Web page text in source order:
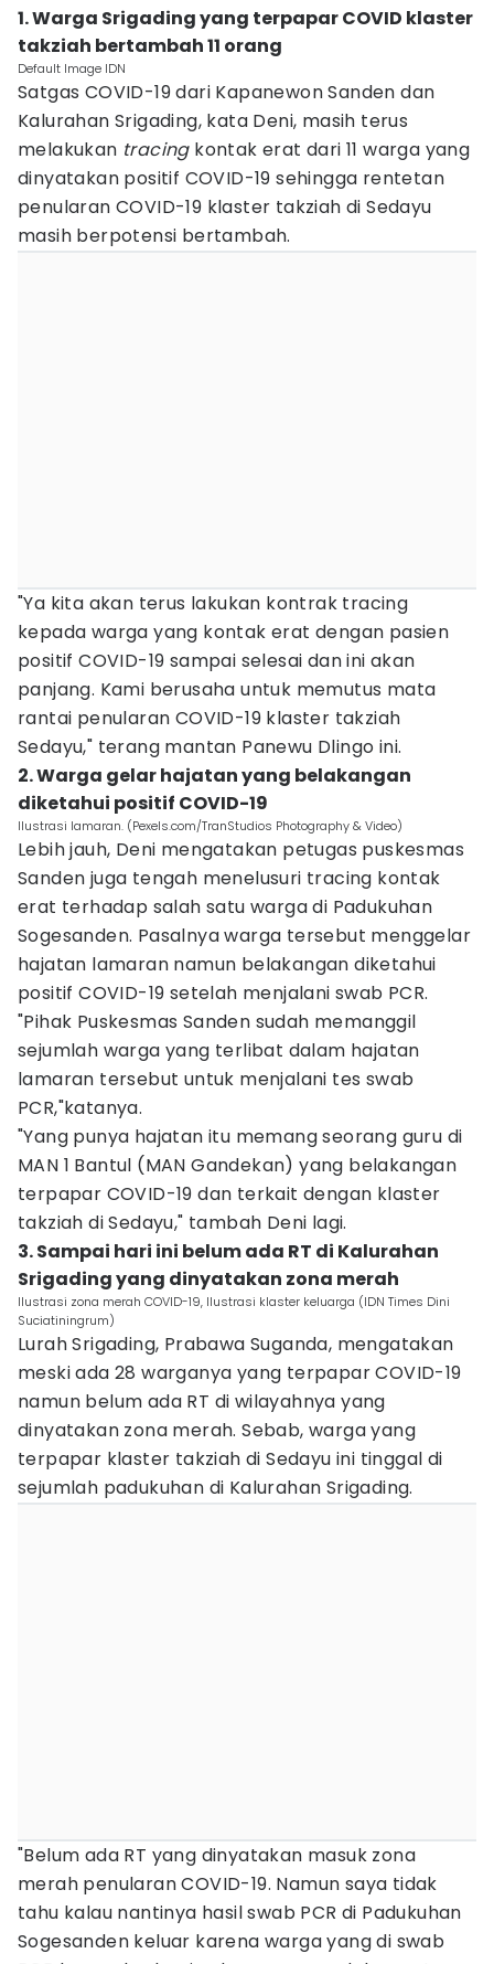
1. Warga Srigading yang terpapar COVID klaster
takziah bertambah 11 orang‎
Default Image IDN
Satgas COVID-19 dari Kapanewon Sanden dan
Kalurahan Srigading, kata Deni, masih terus
melakukan tracingkontak erat dari 11 warga yang
dinyatakan positif COVID-19 sehingga rentetan
penularan COVID-19 klaster takziah di Sedayu
masih berpotensi bertambah.
"Ya kita akan terus lakukan kontrak tracing
kepada warga yang kontak erat dengan pasien
positif COVID-19 sampai selesai dan ini akan
panjang. Kami berusaha untuk memutus mata
rantai penularan COVID-19 klaster takziah
Sedayu," terang mantan Panewu Dlingo ini.
2. Warga gelar hajatan yang belakangan
diketahui positif COVID-19
Ilustrasi lamaran. (Pexels.com/TranStudios Photography & Video)
Lebih jauh, Deni mengatakan petugas puskesmas
Sanden juga tengah menelusuri tracing kontak
erat terhadap salah satu warga di Padukuhan
Sogesanden. Pasalnya warga tersebut menggelar
hajatan lamaran namun belakangan diketahui
positif COVID-19 setelah menjalani swab PCR.
"Pihak Puskesmas Sanden sudah memanggil
sejumlah warga yang terlibat dalam hajatan
lamaran tersebut untuk menjalani tes swab
PCR,"katanya.
"Yang punya hajatan itu memang seorang guru di
MAN 1 Bantul (MAN Gandekan) yang belakangan
terpapar COVID-19 dan terkait dengan klaster
takziah di Sedayu," tambah Deni lagi.‎
3. Sampai hari ini belum ada RT di Kalurahan
Srigading yang dinyatakan zona merah‎
Ilustrasi zona merah COVID-19, Ilustrasi klaster keluarga (IDN Times Dini
Suciatiningrum)
Lurah Srigading, Prabawa Suganda, mengatakan
meski ada 28 warganya yang terpapar COVID-19
namun belum ada RT di wilayahnya yang
dinyatakan zona merah. Sebab, warga yang
terpapar klaster takziah di Sedayu ini tinggal di
sejumlah padukuhan di Kalurahan Srigading.
"Belum ada RT yang dinyatakan masuk zona
merah penularan COVID-19. Namun saya tidak
tahu kalau nantinya hasil swab PCR di Padukuhan
Sogesanden keluar karena warga yang di swab